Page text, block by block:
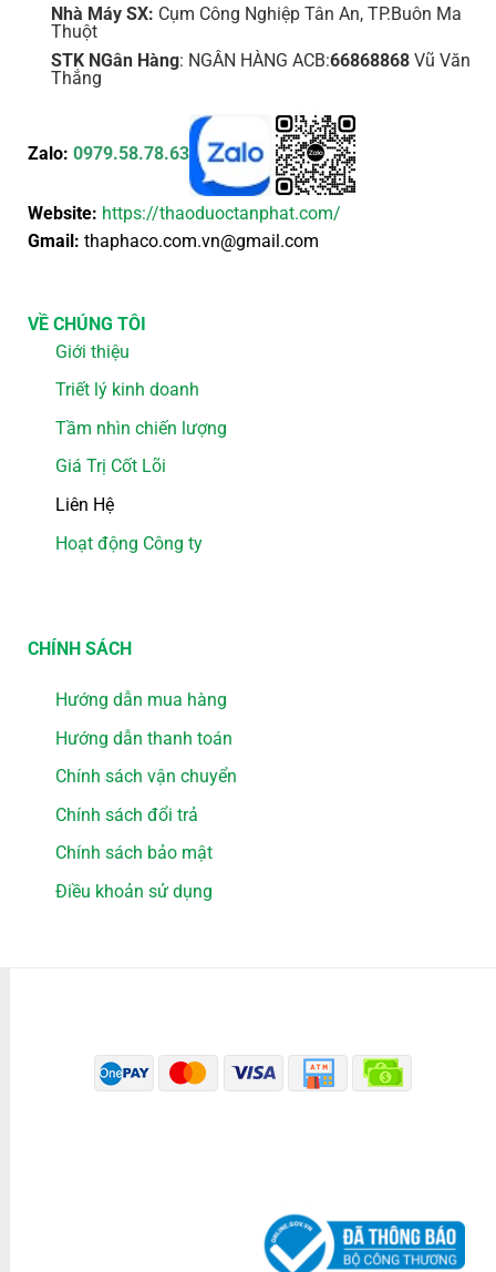
Nhà Máy SX: Cụm Công Nghiệp Tân An, TP.Buôn Ma
Thuột
STK NGân Hàng: NGÂN HÀNG ACB:66868868Vũ Văn
Thắng
Zalo: 0979.58.78.63
Website: https://thaoduoctanphat.com/
Gmail: thaphaco.com.vn@gmail.com
VỀ CHÚNG TÔI
Giới thiệu
Triết lý kinh doanh
Tầm nhìn chiến lượng
Giá Trị Cốt Lõi
Liên Hệ
Hoạt động Công ty
CHÍNH SÁCH
Hướng dẫn mua hàng
Hướng dẫn thanh toán
Chính sách vận chuyển
Chính sách đổi trả
Chính sách bảo mật
Điều khoản sử dụng